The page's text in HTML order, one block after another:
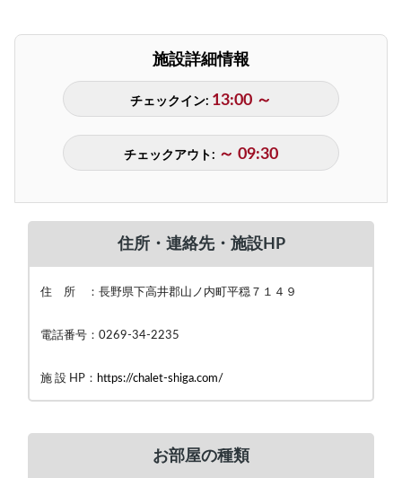
施設詳細情報
チェックイン: 13:00 ～
チェックアウト: ～ 09:30
住所・連絡先・施設HP
住 所 ：長野県下高井郡山ノ内町平穏７１４９
電話番号：0269-34-2235
施 設 HP： https://chalet-shiga.com/
お部屋の種類